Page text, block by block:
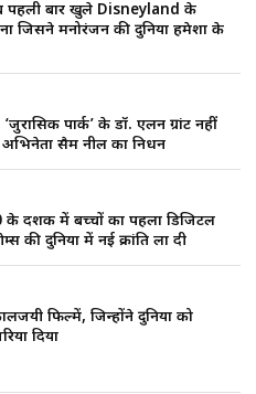
पहली बार खुले Disneyland के
जिसने मनोरंजन की दुनिया हमेशा के
पार्क’ के डॉ. एलन ग्रांट नहीं
अभिनेता सैम नील का निधन
के दशक में बच्चों का पहला डिजिटल
की दुनिया में नई क्रांति ला दी
फिल्में, जिन्होंने दुनिया को
दिया